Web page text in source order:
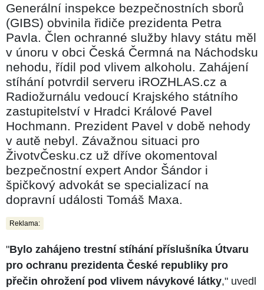
Generální inspekce bezpečnostních sborů
(GIBS) obvinila řidiče prezidenta Petra
Pavla. Člen ochranné služby hlavy státu měl
v únoru v obci Česká Čermná na Náchodsku
nehodu, řídil pod vlivem alkoholu. Zahájení
stíhání potvrdil serveru iROZHLAS.cz a
Radiožurnálu vedoucí Krajského státního
zastupitelství v Hradci Králové Pavel
Hochmann. Prezident Pavel v době nehody
v autě nebyl. Závažnou situaci pro
ŽivotvČesku.cz už dříve okomentoval
bezpečnostní expert Andor Šándor i
špičkový advokát se specializací na
dopravní události Tomáš Maxa.
Reklama:
"Bylo zahájeno trestní stíhání příslušníka Útvaru
pro ochranu prezidenta České republiky pro
přečin ohrožení pod vlivem návykové látky," uvedl